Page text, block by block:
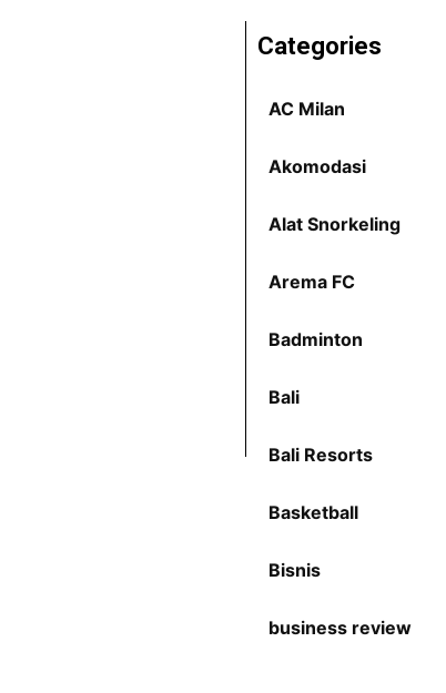
Categories
AC Milan
Akomodasi
Alat Snorkeling
Arema FC
Badminton
Bali
Bali Resorts
Basketball
Bisnis
business review